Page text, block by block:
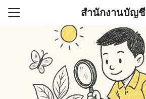
Skip
สำนักงานบัญชี
(ไม่มีชื่อ)
านบัญชี (Accounting
ช่วยสำคัญในการบริหาร